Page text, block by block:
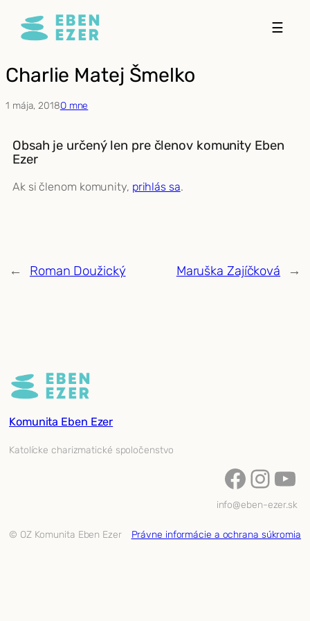
Prejsť
☰
Charlie Matej Šmelko
1 mája, 2018O mne
Obsah je určený len pre členov komunity Eben
Ezer
Ak si členom komunity, prihlás sa.
← Roman Doužický Maruška Zajíčková →
Komunita Eben Ezer
Katolícke charizmatické spoločenstvo
Facebook InstagramYouTube
info@eben-ezer.sk
© OZ Komunita Eben Ezer Právne informácie a ochrana súkromia